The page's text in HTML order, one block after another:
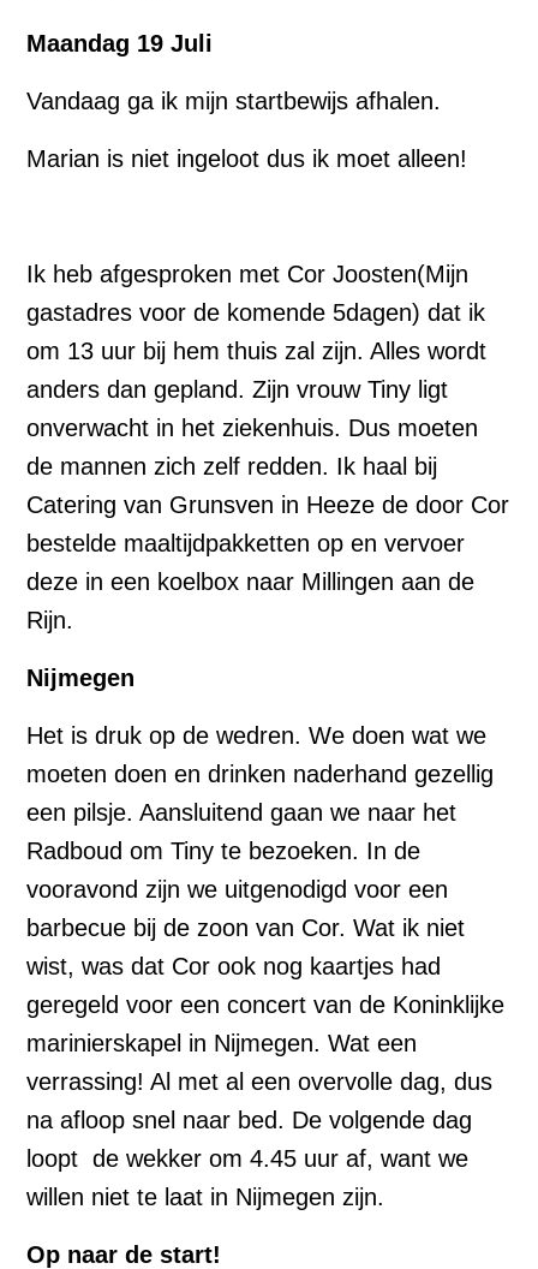
Maandag 19 Juli
Vandaag ga ik mijn startbewijs afhalen.
Marian is niet ingeloot dus ik moet alleen!
Ik heb afgesproken met Cor Joosten(Mijn
gastadres voor de komende 5dagen) dat ik
om 13 uur bij hem thuis zal zijn. Alles wordt
anders dan gepland. Zijn vrouw Tiny ligt
onverwacht in het ziekenhuis. Dus moeten
de mannen zich zelf redden. Ik haal bij
Catering van Grunsven in Heeze de door Cor
bestelde maaltijdpakketten op en vervoer
deze in een koelbox naar Millingen aan de
Rijn.
Nijmegen
Het is druk op de wedren. We doen wat we
moeten doen en drinken naderhand gezellig
een pilsje. Aansluitend gaan we naar het
Radboud om Tiny te bezoeken. In de
vooravond zijn we uitgenodigd voor een
barbecue bij de zoon van Cor. Wat ik niet
wist, was dat Cor ook nog kaartjes had
geregeld voor een concert van de Koninklijke
marinierskapel in Nijmegen. Wat een
verrassing! Al met al een overvolle dag, dus
na afloop snel naar bed. De volgende dag
loopt de wekker om 4.45 uur af, want we
willen niet te laat in Nijmegen zijn.
Op naar de start!